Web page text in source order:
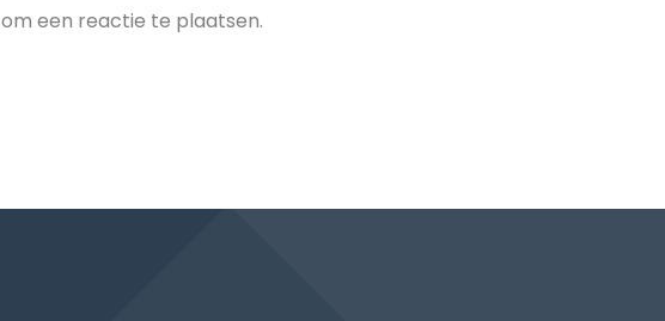
om een reactie te plaatsen.